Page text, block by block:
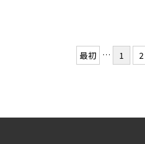
最初 … 1 2